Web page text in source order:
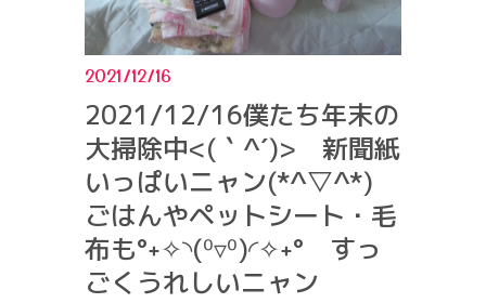
2021/12/16
2021/12/16僕たち年末の
大掃除中<(｀^´)> 新聞紙
いっぱいニャン(*^▽^*)
ごはんやペットシート・毛
布も°˖✧◝(⁰▿⁰)◜✧˖° すっ
ごくうれしいニャン